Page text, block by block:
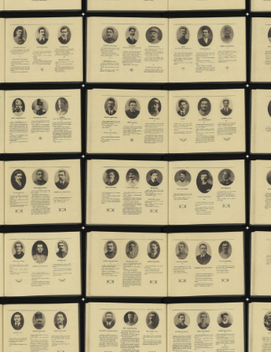
RECHERCHER UN PUPILLE DE LA
NATION
RECHERCHER UN ANCÊTRE
CHEMINOT
RECHERCHER UNE SÉPULTURE
RECHERCHER UN FRANÇAIS À
L’ÉTRANGER
RECHERCHER UN BAGNARD
FAIRE UNE RECHERCHE AUX
ARCHIVES FÉDÉRALES
ALLEMANDES (BUNDESARCHIV)
RECHERCHER DES ARCHIVES DE
STATISTIQUES DES CONVOIS DE
RAPATRIÉS ARRIVÉS À EVIAN DU
30/07/1917 AU 01/09/1917 –
ADRESSE DÉFINITIVES DES
RAPATRIÉES PAR LA SUISSE
ETAT FAISANT CONNAÎTRE LA
PERSONNES ÉVACUÉES DU
DÉPARTEMENT DU HAUT-RHIN (5
LISTES ) – 1914-1918
ETAT NOMINATIF DES MALADES
DE L’HÔPITAL CIVIL DE BELFORT
VENANT D’ALSACE ÉVACUÉS (1939-
1940)
EXCLU GÉNÉALOMANIAC – ETAT
NOMINATIF DES RESSORTISSANTS
MILITAIRES
CARTE MILITAIRE DE LA
1906
LIEUX D’INTERNEMENT EN
1939-1945
DÉPÔTS DE PRISONNIERS
ALLEMANDS (1914-1918)
LISTE DES CAMPS DE
DU IIIE REICH
EMPLACEMENTS DES
INSTRUCTION DE SERVICE
POUR LE FUSILLER ET LE
LMG. DR. JURÉ. W.
DIENSTUNTERRICHT IM